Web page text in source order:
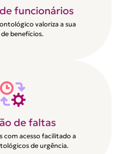
funcionários
valoriza a sua
benefícios.
de faltas
com acesso facilitado a
de urgência.